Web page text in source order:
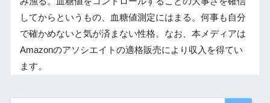
してからというもの、血糖値測定にはまる。何事も自分
で確かめないと気が済まない性格。なお、本メディアは
Amazonのアソシエイトの適格販売により収入を得てい
ます。